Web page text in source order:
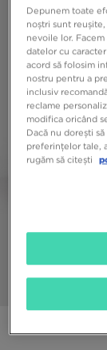
Depunem toate
noștri sunt
nevoile lor.
datelor cu
acord să folosim
nostru pentru a
inclusiv
reclame
modifica oricând
Dacă nu dorești
preferințelor tale,
rugăm să citești